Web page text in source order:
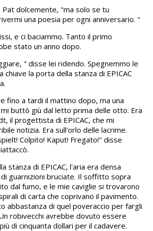
dolcemente, "ma solo se tu
una poesia per ogni anniversario. "
e ci baciammo. Tanto il primo
stato un anno dopo.
" disse lei ridendo. Spegnemmo le
chiave la porta della stanza di EPICAC
fino a tardi il mattino dopo, ma una
buttò giù dal letto prima delle otto. Era
il progettista di EPICAC, che mi
notizia. Era sull'orlo delle lacrime.
Colpito! Kaput! Fregato!" disse
stanza di EPICAC, l'aria era densa
guarnizioni bruciate. Il soffitto sopra
dal fumo, e le mie caviglie si trovarono
di carta che coprivano il pavimento.
abbastanza di quel poveraccio per fargli
robivecchi avrebbe dovuto essere
di cinquanta dollari per il cadavere.